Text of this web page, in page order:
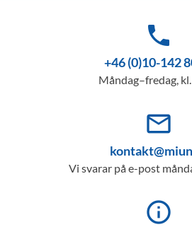
phone
+46 (0)10-142
Måndag–fredag,
mail_outline
Vi svarar på e-post
info_outline